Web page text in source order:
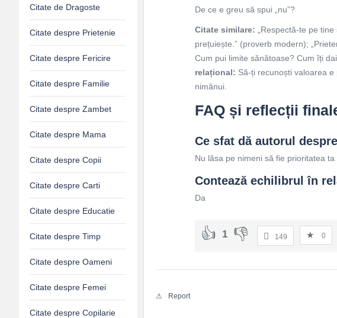
De ce e greu să spui „nu”?
Citate similare: „Respectă-te pe
prețuiește.” (proverb modern);
Cum pui limite sănătoase? Cum îți
relațional: Să-ți recunoști valoarea
nimănui.
FAQ și reflecții
Ce sfat dă autorul
Nu lăsa pe nimeni să fie prioritatea
Contează echilibrul în
Da
1 149 0
Report
Citate de Dragoste
Citate despre Prietenie
Citate despre Fericire
Citate despre Familie
Citate despre Zambet
Citate despre Mama
Citate despre Copii
Citate despre Carti
Citate despre Educatie
Citate despre Timp
Citate despre Oameni
Citate despre Femei
Citate despre Copilarie